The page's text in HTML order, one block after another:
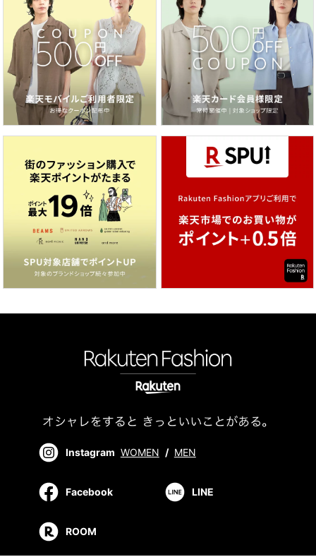
Instagram WOMEN / MEN
Facebook LINE
ROOM